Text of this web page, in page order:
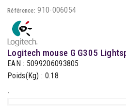
Référence: 910-006054
Logitech mouse G G305
EAN : 5099206093805
Poids(Kg) : 0.18
-